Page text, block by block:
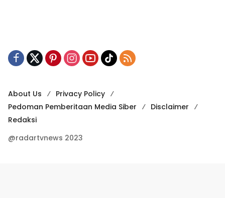
About Us
Privacy Policy
Pedoman Pemberitaan Media Siber
Disclaimer
Redaksi
@radartvnews 2023